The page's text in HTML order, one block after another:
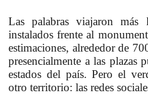
Las palabras viajaron más
instalados frente al
estimaciones, alrededor de
presencialmente a las plazas
estados del país. Pero el
otro territorio: las redes